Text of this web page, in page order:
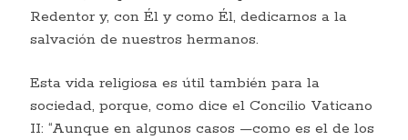
Redentor y, con Él y como Él, dedicarnos a la
salvación de nuestros hermanos.
Esta vida religiosa es útil también para la
sociedad, porque, como dice el Concilio Vaticano
II: “Aunque en algunos casos —como es el de los